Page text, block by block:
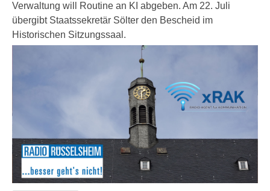
Verwaltung will Routine an KI abgeben. Am 22. Juli
übergibt Staatssekretär Sölter den Bescheid im
Historischen Sitzungssaal.